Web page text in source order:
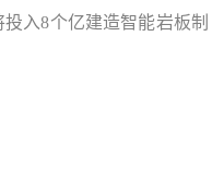
入8个亿建造智能岩板制